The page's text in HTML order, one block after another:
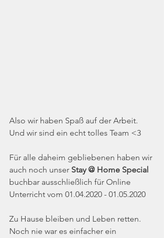
Also wir haben Spaß auf der Arbeit.
Und wir sind ein echt tolles Team <3
Für alle daheim gebliebenen haben wir
auch noch unser Stay @ Home Special
buchbar ausschließlich für Online
Unterricht vom 01.04.2020 - 01.05.2020
Zu Hause bleiben und Leben retten.
Noch nie war es einfacher ein